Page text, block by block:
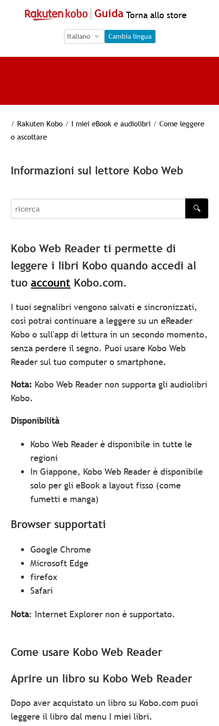
Guida Torna allo store
Language Selection
Language Selection
Cambia lingua
/ Rakuten Kobo / I miei eBook e audiolibri / Come leggere
o ascoltare
Informazioni sul lettore Kobo Web
recherche
🔍
Kobo Web Reader ti permette di
leggere i libri Kobo quando accedi al
tuoaccount Kobo.com.
I tuoi segnalibri vengono salvati e sincronizzati,
così potrai continuare a leggere su un eReader
Kobo o sull'app di lettura in un secondo momento,
senza perdere il segno. Puoi usare Kobo Web
Reader sul tuo computer o smartphone.
Nota: Kobo Web Reader non supporta gli audiolibri
Kobo.
Disponibilità
Kobo Web Reader è disponibile in tutte le
regioni
In Giappone, Kobo Web Reader è disponibile
solo per gli eBook a layout fisso (come
fumetti e manga)
Browser supportati
Google Chrome
Microsoft Edge
firefox
Safari
Nota: Internet Explorer non è supportato.
Come usare Kobo Web Reader
Aprire un libro su Kobo Web Reader
Dopo aver acquistato un libro su Kobo.com puoi
leggere il libro dal menu I miei libri.